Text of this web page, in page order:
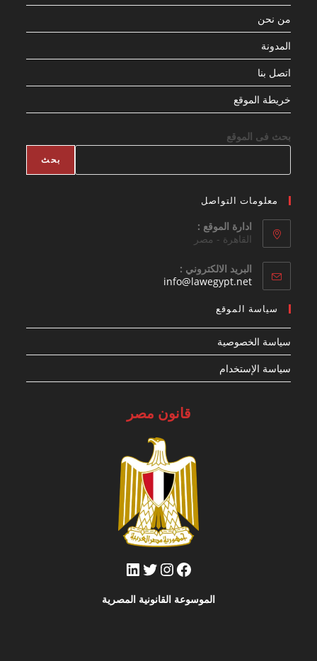
من نحن
المدونة
اتصل بنا
خريطة الموقع
بحث فى الموقع
بحث
معلومات التواصل
ادارة الموقع :
القاهرة - مصر
البريد الالكتروني :
info@lawegypt.net
سياسة الموقع
سياسة الخصوصية
سياسة الإستخدام
قانون مصر
فيسبوكإنستجرام
تويتر لينكد إن
الموسوعة القانونية المصرية